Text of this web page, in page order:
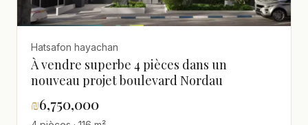
Hatsafon hayachan
À vendre superbe 4 pièces dans un
nouveau projet boulevard Nordau
₪6,750,000